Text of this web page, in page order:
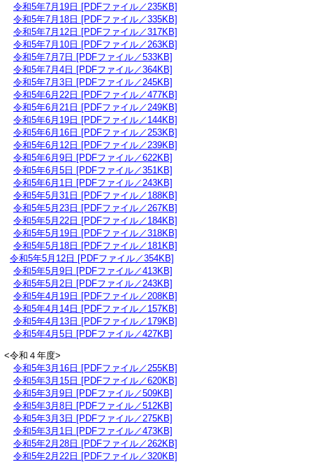
令和5年7月19日 [PDFファイル／235KB]
令和5年7月18日 [PDFファイル／335KB]
令和5年7月12日 [PDFファイル／317KB]
令和5年7月10日 [PDFファイル／263KB]
令和5年7月7日 [PDFファイル／533KB]
令和5年7月4日 [PDFファイル／364KB]
令和5年7月3日 [PDFファイル／245KB]
令和5年6月22日 [PDFファイル／477KB]
令和5年6月21日 [PDFファイル／249KB]
令和5年6月19日 [PDFファイル／144KB]
令和5年6月16日 [PDFファイル／253KB]
令和5年6月12日 [PDFファイル／239KB]
令和5年6月9日 [PDFファイル／622KB]
令和5年6月5日 [PDFファイル／351KB]
令和5年6月1日 [PDFファイル／243KB]
令和5年5月31日 [PDFファイル／188KB]
令和5年5月23日 [PDFファイル／267KB]
令和5年5月22日 [PDFファイル／184KB]
令和5年5月19日 [PDFファイル／318KB]
令和5年5月18日 [PDFファイル／181KB]
令和5年5月12日 [PDFファイル／354KB]
令和5年5月9日 [PDFファイル／413KB]
令和5年5月2日 [PDFファイル／243KB]
令和5年4月19日 [PDFファイル／208KB]
令和5年4月14日 [PDFファイル／157KB]
令和5年4月13日 [PDFファイル／179KB]
令和5年4月5日 [PDFファイル／427KB]
<令和４年度>
令和5年3月16日 [PDFファイル／255KB]
令和5年3月15日 [PDFファイル／620KB]
令和5年3月9日 [PDFファイル／509KB]
令和5年3月8日 [PDFファイル／512KB]
令和5年3月3日 [PDFファイル／275KB]
令和5年3月1日 [PDFファイル／473KB]
令和5年2月28日 [PDFファイル／262KB]
令和5年2月22日 [PDFファイル／320KB]